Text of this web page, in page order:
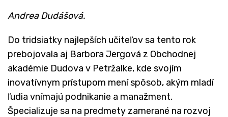
​Andrea Dudášová.
Do tridsiatky najlepších učiteľov sa tento rok
prebojovala aj Barbora Jergová z Obchodnej
akadémie Dudova v Petržalke, kde svojím
inovatívnym prístupom mení spôsob, akým mladí
ľudia vnímajú podnikanie a manažment.
Špecializuje sa na predmety zamerané na rozvoj